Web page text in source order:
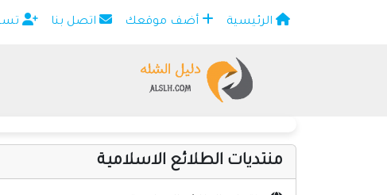
الرئيسية أضف موقعك اتصل بنا
منتديات الطلائع الاسلامية